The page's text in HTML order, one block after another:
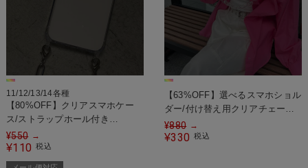
11/12/13/14各種
【80%OFF】クリアスマホケー
ス/ストラップホール付き
11Promax/12mini/13/13promax/13mini/14/14ProMax/14Plus
＜メール便対応＞
¥550 →
¥110 税込
【63%OFF】選べるスマホショル
ダー/付け替え用クリアチェーン
ストラップ
¥880 →
¥330 税込